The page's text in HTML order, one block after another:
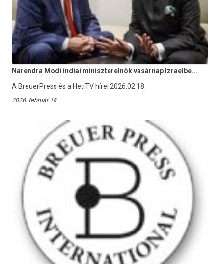
Narendra Modi indiai miniszterelnök vasárnap Izraelbe...
A BreuerPress és a HetiTV hírei 2026.02.18.
2026. február 18